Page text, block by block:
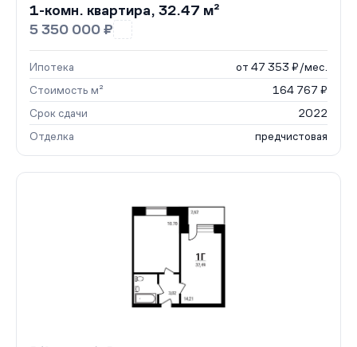
1-комн. квартира, 32.47 м²
5 350 000 ₽
Ипотека
от 47 353 ₽/мес.
Стоимость м²
164 767 ₽
Срок сдачи
2022
Отделка
предчистовая